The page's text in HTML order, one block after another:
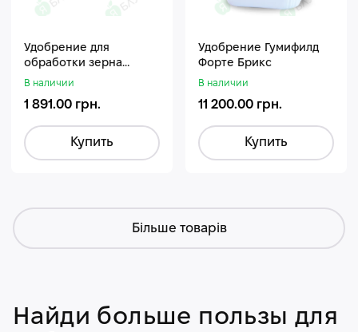
Удобрение для
обработки зерна
Стармакс Гумифос
В наличии
1 891.00 грн.
Купить
Удобрение Гумифилд
Форте Брикс
В наличии
11 200.00 грн.
Купить
Більше товарів
Найди больше пользы для